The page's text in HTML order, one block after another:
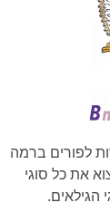
לפורים ברמה
את כל סוגי
הגילאים.